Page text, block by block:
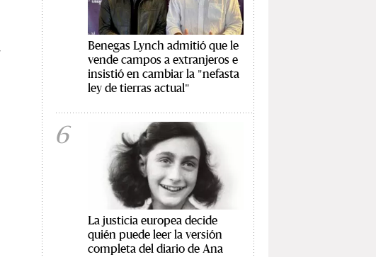
Benegas Lynch admitió que le
vende campos a extranjeros e
insistió en cambiar la "nefasta
ley de tierras actual"
6
La justicia europea decide
quién puede leer la versión
completa del diario de Ana